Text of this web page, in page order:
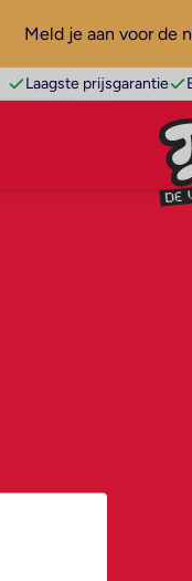
Meld je aan voor de
Laagste prijsgarantie